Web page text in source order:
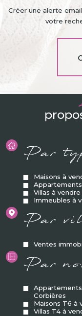
Créer une alerte
votre
Par
Maisons à
Villas à
Immeubles à
Par
Ventes
Par
Corbières
Maisons T6 à
Villas T4 à